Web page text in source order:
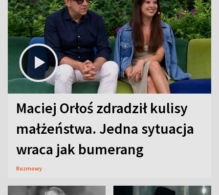
Maciej Orłoś zdradził kulisy
małżeństwa. Jedna sytuacja
wraca jak bumerang
Rozmowy